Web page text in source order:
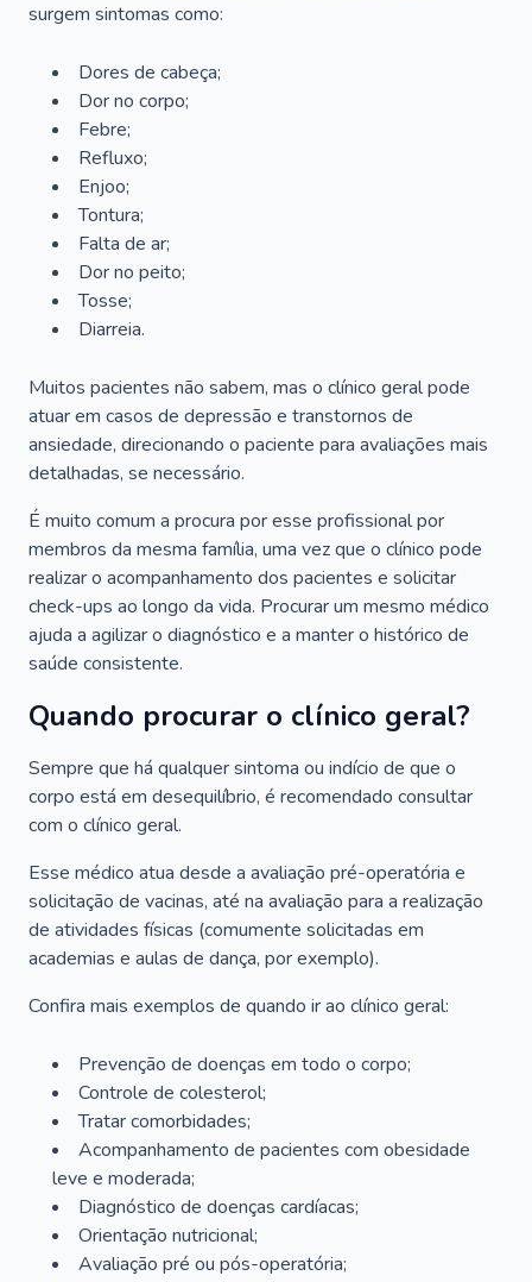
surgem sintomas como:
Dores de cabeça;
Dor no corpo;
Febre;
Refluxo;
Enjoo;
Tontura;
Falta de ar;
Dor no peito;
Tosse;
Diarreia.
Muitos pacientes não sabem, mas o clínico geral pode
atuar em casos de depressão e transtornos de
ansiedade, direcionando o paciente para avaliações mais
detalhadas, se necessário.
É muito comum a procura por esse profissional por
membros da mesma família, uma vez que o clínico pode
realizar o acompanhamento dos pacientes e solicitar
check-ups ao longo da vida. Procurar um mesmo médico
ajuda a agilizar o diagnóstico e a manter o histórico de
saúde consistente.
Quando procurar o clínico geral?
Sempre que há qualquer sintoma ou indício de que o
corpo está em desequilíbrio, é recomendado consultar
com o clínico geral.
Esse médico atua desde a avaliação pré-operatória e
solicitação de vacinas, até na avaliação para a realização
de atividades físicas (comumente solicitadas em
academias e aulas de dança, por exemplo).
Confira mais exemplos de quando ir ao clínico geral:
Prevenção de doenças em todo o corpo;
Controle de colesterol;
Tratar comorbidades;
Acompanhamento de pacientes com obesidade
leve e moderada;
Diagnóstico de doenças cardíacas;
Orientação nutricional;
Avaliação pré ou pós-operatória;